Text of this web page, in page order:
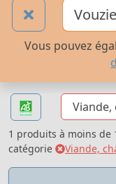
Vous pouvez
1 produits à moins de
catégorie
Viande,